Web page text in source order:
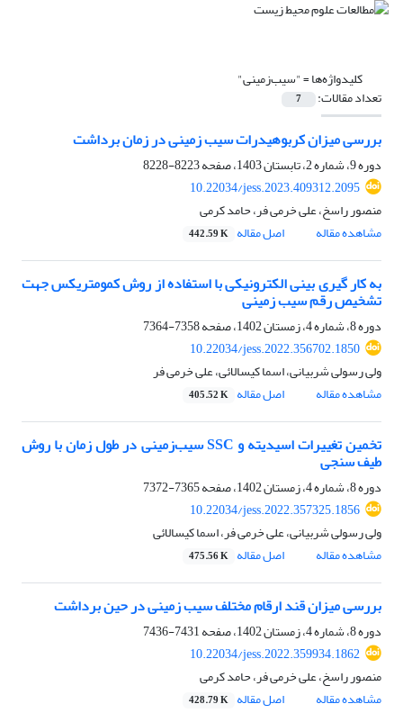
کلیدواژه‌ها ="سیب‌زمینی"
تعداد مقالات: 7
بررسی میزان کربوهیدرات سیب زمینی در زمان برداشت
دوره 9، شماره 2، تابستان 1403، صفحه
8223-8228
10.22034/jess.2023.409312.2095
منصور راسخ، علی خرمی فر، حامد کرمی
مشاهده مقاله
اصل مقاله 442.59 K
به کار گیری بینی الکترونیکی با استفاده از روش کمومتریکس جهت
تشخیص رقم سیب زمینی
دوره 8، شماره 4، زمستان 1402، صفحه
7358-7364
10.22034/jess.2022.356702.1850
ولی رسولی شربیانی، اسما کیسالائی، علی خرمی فر
مشاهده مقاله
اصل مقاله 405.52 K
تخمین تغییرات اسیدیته و SSC سیب‌زمینی در طول زمان با روش
طیف سنجی
دوره 8، شماره 4، زمستان 1402، صفحه
7365-7372
10.22034/jess.2022.357325.1856
ولی رسولی شربیانی، علی خرمی فر، اسما کیسالائی
مشاهده مقاله
اصل مقاله 475.56 K
بررسی میزان قند ارقام مختلف سیب زمینی در حین برداشت
دوره 8، شماره 4، زمستان 1402، صفحه
7431-7436
10.22034/jess.2022.359934.1862
منصور راسخ، علی خرمی فر، حامد کرمی
مشاهده مقاله
اصل مقاله 428.79 K